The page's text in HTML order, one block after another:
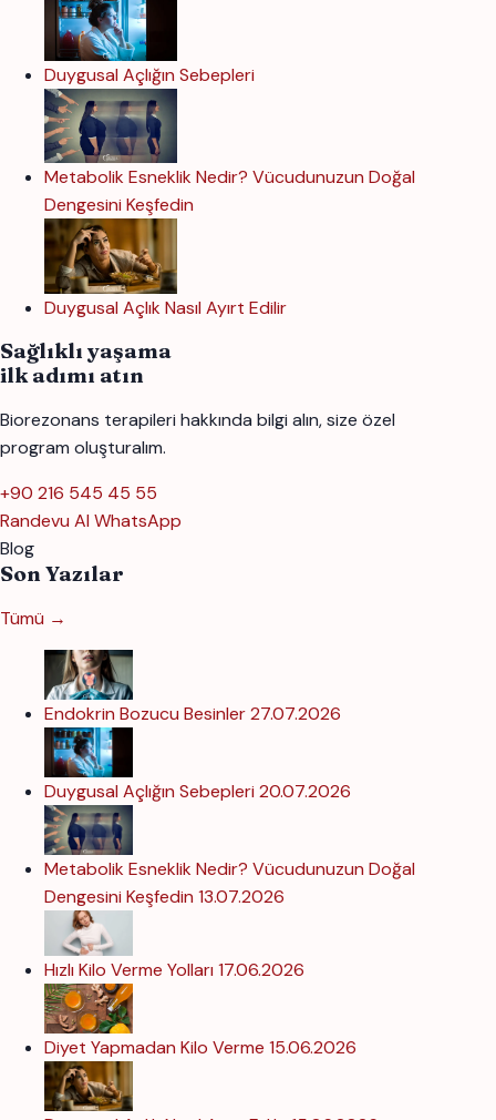
Duygusal Açlığın Sebepleri
Metabolik Esneklik Nedir? Vücudunuzun Doğal
Dengesini Keşfedin
Duygusal Açlık Nasıl Ayırt Edilir
Sağlıklı yaşama
ilk adımı atın
Biorezonans terapileri hakkında bilgi alın, size özel
program oluşturalım.
+90 216 545 45 55
Randevu Al WhatsApp
Blog
Son Yazılar
Tümü →
Endokrin Bozucu Besinler27.07.2026
Duygusal Açlığın Sebepleri 20.07.2026
Metabolik Esneklik Nedir? Vücudunuzun Doğal
Dengesini Keşfedin 13.07.2026
Hızlı Kilo Verme Yolları 17.06.2026
Diyet Yapmadan Kilo Verme 15.06.2026